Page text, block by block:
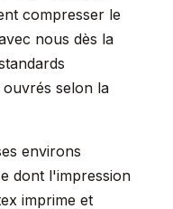
compresser le
nous dès la
selon la
environs
dont l'impression
imprime et